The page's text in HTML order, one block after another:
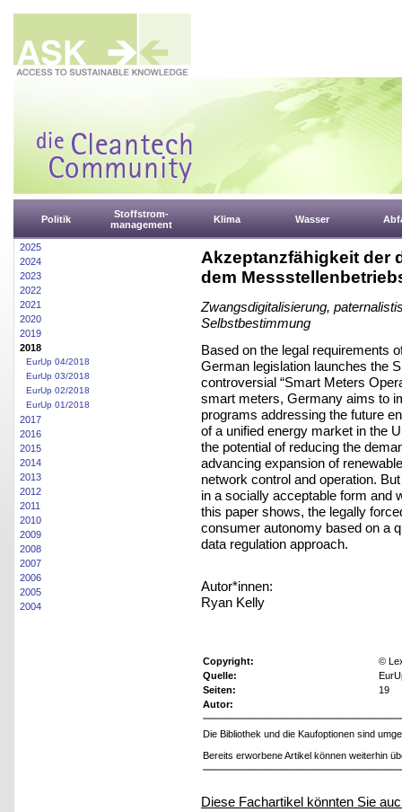
Politik
Stoffstrom-
management
Klima Wasser
2025
2024
2023
2022
2021
2020
2019
2018
EurUp 04/2018
EurUp 03/2018
EurUp 02/2018
EurUp 01/2018
2017
2016
2015
2014
2013
2012
2011
2010
2009
2008
2007
2006
2005
2004
Akzeptanzfähigkeit der
dem
Zwangsdigitalisierung,
Selbstbestimmung
Based on the legal requirements
German legislation launches the
controversial “Smart Meters
smart meters, Germany aims to
programs addressing the future
of a unified energy market in the
the potential of reducing the
advancing expansion of
network control and operation.
in a socially acceptable form and
this paper shows, the legally
consumer autonomy based on a
data regulation approach.
Autor*innen:
Ryan Kelly
Copyright:
©
Quelle:
Seiten:
19
Autor:
Die Bibliothek und die Kaufoptionen sind
Bereits erworbene Artikel können weiterhin
Diese Fachartikel könnten Sie